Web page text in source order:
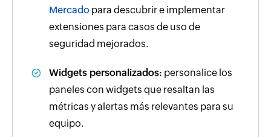
Mercado para descubrir e implementar
extensiones para casos de uso de
seguridad mejorados.
Widgets personalizados: personalice los
paneles con widgets que resaltan las
métricas y alertas más relevantes para su
equipo.